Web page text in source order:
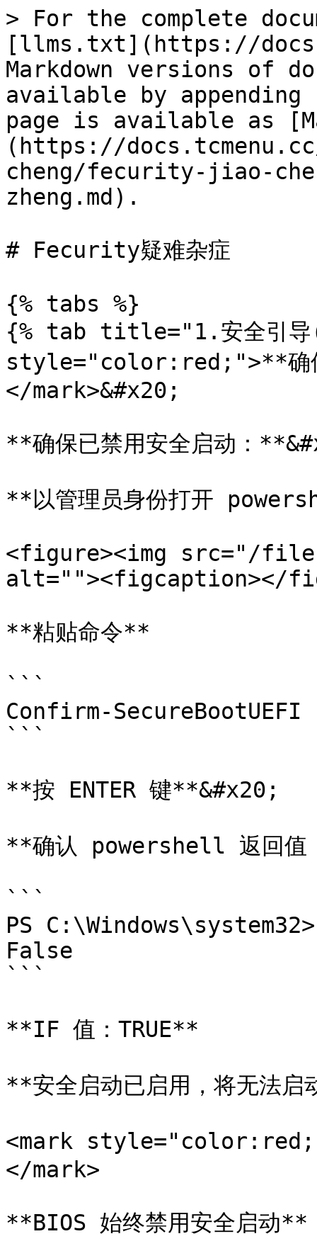
> For the complete
[llms.txt](https://
Markdown versions of
available by
page is available as
(https://
cheng/fecurity-jiao-
zheng.md).
# Fecurity疑难杂症
{% tabs %}
{% tab title="1.安全引
style="color:red;">**确保
</mark>&#x20;
**确保已禁用安全启动：
**以管理员身份打开
<figure><img src="/files/
alt=""><figcaption></
**粘贴命令**
```
Confirm-SecureBootUEFI
```
**按 ENTER 键**&#x20;
**确认 powershell 返回
```
PS
False
```
**IF 值：TRUE**
**安全启动已启用，将无法启
<mark
</mark>
**BIOS 始终禁用安全启动**